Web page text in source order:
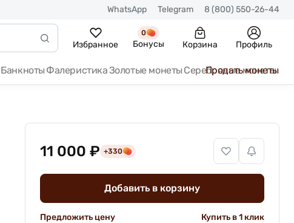
WhatsApp Telegram 8 (800) 550-26-44
Избранное
0
Бонусы Корзина Профиль
Банкноты ФалеристикаЗолотые монеты Серебряные монеты
Продать монеты
11 000 ₽ +330
Добавить в корзину
Предложить цену Купить в 1 клик